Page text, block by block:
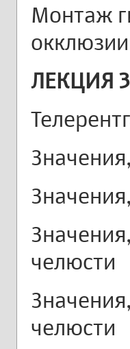
Монтаж
окклюзии
ЛЕКЦИЯ 3
челюсти
челюсти